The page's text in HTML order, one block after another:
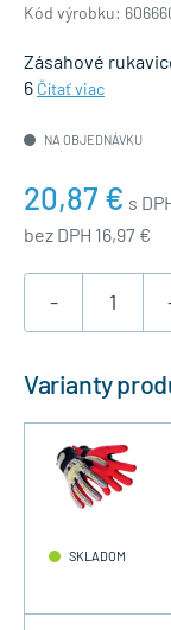
Kód výrobku:
Zásahové
6 Čítať viac
NA OBJEDNÁVKU
20,87 € s
bez DPH 16,97 €
-
Varianty
SKLADOM